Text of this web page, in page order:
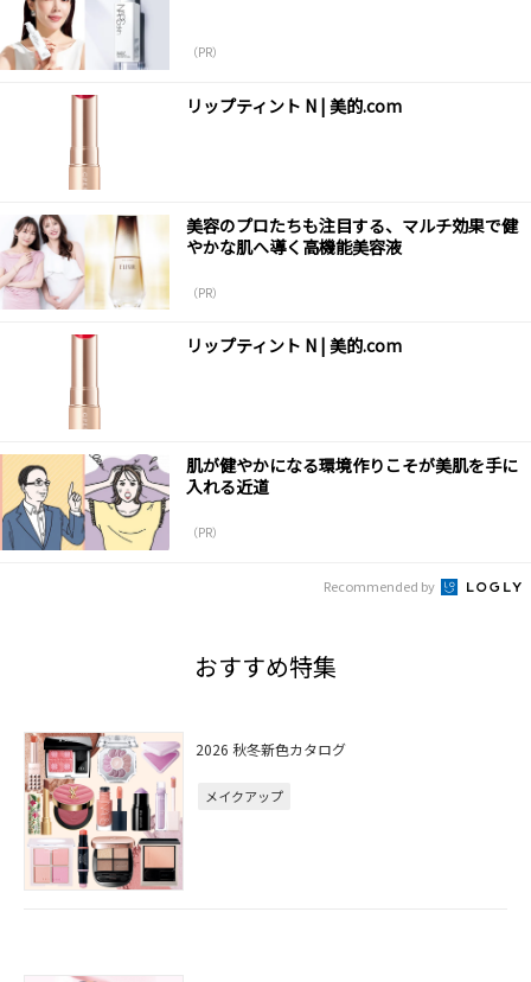
（PR）
リップティント N | 美的.com
美容のプロたちも注目する、マルチ効果で健
やかな肌へ導く高機能美容液
（PR）
リップティント N | 美的.com
肌が健やかになる環境作りこそが美肌を手に
入れる近道
（PR）
Recommended by
おすすめ特集
2026 秋冬新色カタログ
メイクアップ